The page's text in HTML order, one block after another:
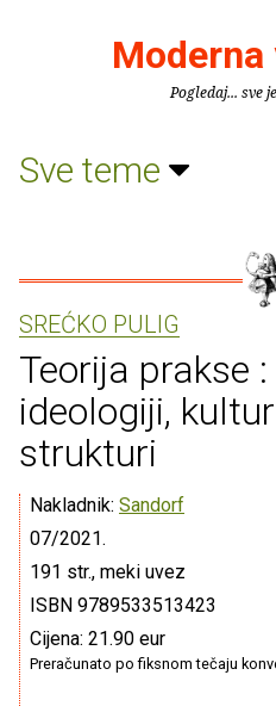
Moderna
Pogledaj... sve
Sve teme
SREĆKO PULIG
Teorija prakse
ideologiji,
strukturi
Nakladnik: Sandorf
07/2021.
191 str., meki uvez
ISBN 9789533513423
Cijena: 21.90 eur
Preračunato po fiksnom tečaju